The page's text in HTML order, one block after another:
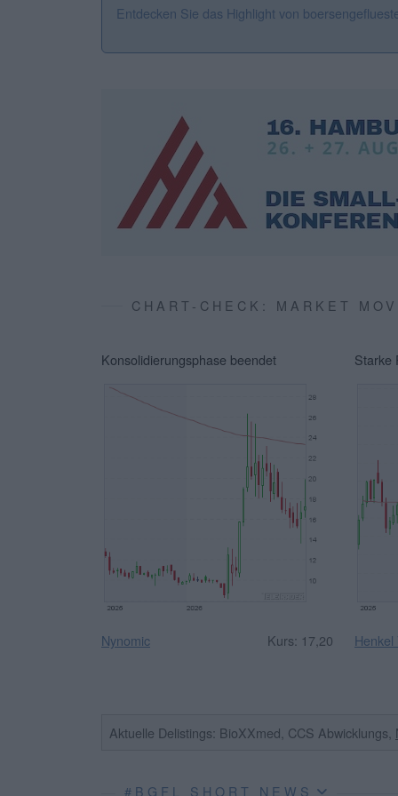
Entdecken Sie das Highlight von
CHART-CHECK: MARKET
Konsolidierungsphase beendet
Nynomic Kurs: 17,20
Starke
Henkel
Aktuelle Delistings: BioXXmed, CCS Abwicklungs,
#BGFL SHORT NEWS